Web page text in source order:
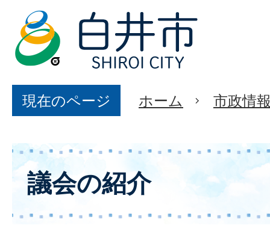
現在のページ ホーム 市政情
議会の紹介